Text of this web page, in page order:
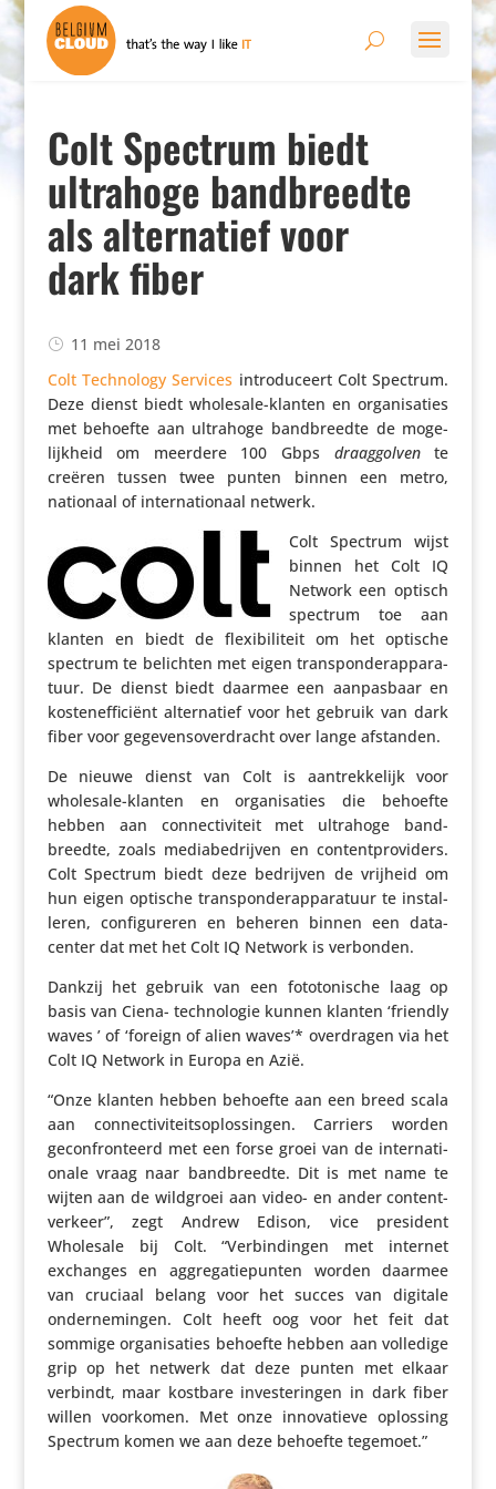
Colt Spectrum biedt
ultrahoge bandbreedte
als alternatief voor
dark fiber
11 mei 2018
Colt Tech­no­logy Services intro­du­ceert Colt Spectrum.
Deze dienst biedt wholesale-klanten en orga­ni­sa­ties
met behoefte aan ultrahoge band­breedte de moge­
lijk­heid om meerdere 100 Gbps draag­golvente
creëren tussen twee punten binnen een metro,
nationaal of inter­na­ti­o­naal netwerk.
Colt Spectrum wijst
binnen het Colt IQ
Network een optisch
spectrum toe aan
klanten en biedt de flexi­bi­li­teit om het optische
spectrum te belichten met eigen trans­pon­der­ap­pa­ra­
tuur. De dienst biedt daarmee een aanpas­baar en
kosten­ef­fi­ciënt alter­na­tief voor het gebruik van dark
fiber voor gege­vens­over­dracht over lange afstanden.
De nieuwe dienst van Colt is aantrek­ke­lijk voor
wholesale-klanten en orga­ni­sa­ties die behoefte
hebben aan connec­ti­vi­teit met ultrahoge band­
breedte, zoals media­be­drijven en content­pro­vi­ders.
Colt Spectrum biedt deze bedrijven de vrijheid om
hun eigen optische trans­pon­der­ap­pa­ra­tuur te instal­
leren, confi­gu­reren en beheren binnen een data­
center dat met het Colt IQ Network is verbonden.
Dankzij het gebruik van een foto­to­ni­sche laag op
basis van Ciena- tech­no­logie kunnen klanten ‘friendly
waves ’ of ‘foreign of alien waves’* over­dragen via het
Colt IQ Network in Europa en Azië.
“Onze klanten hebben behoefte aan een breed scala
aan connec­ti­vi­teits­op­los­singen. Carriers worden
gecon­fron­teerd met een forse groei van de inter­na­ti­
o­nale vraag naar band­breedte. Dit is met name te
wijten aan de wildgroei aan video- en ander content­
ver­keer”, zegt Andrew Edison, vice president
Wholesale bij Colt. “Verbin­dingen met internet
exchanges en aggre­ga­tie­punten worden daarmee
van cruciaal belang voor het succes van digitale
onder­ne­mingen. Colt heeft oog voor het feit dat
sommige orga­ni­sa­ties behoefte hebben aan volledige
grip op het netwerk dat deze punten met elkaar
verbindt, maar kostbare inves­te­ringen in dark fiber
willen voorkomen. Met onze inno­va­tieve oplossing
Spectrum komen we aan deze behoefte tegemoet.”